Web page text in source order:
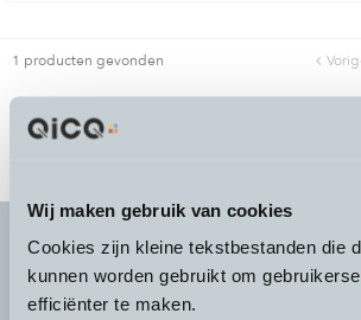
Wij maken gebruik van cookies
Cookies zijn kleine tekstbestanden die
kunnen worden gebruikt om
efficiënter te maken.
1 producten gevonden
It's more than achoice